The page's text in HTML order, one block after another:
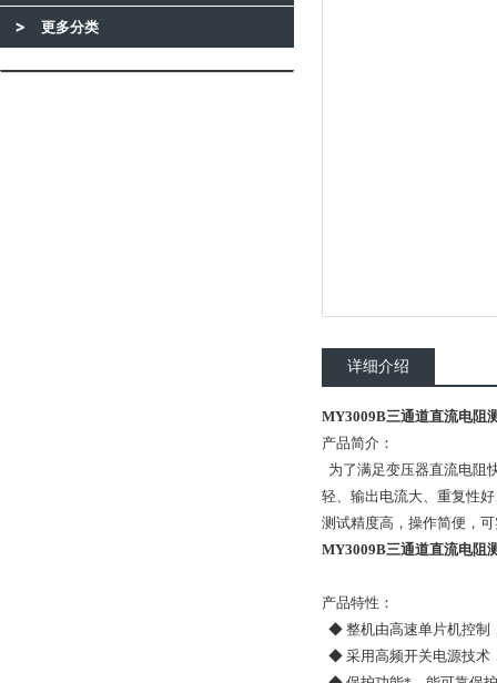
更多分类
详细介绍
MY3009B三通道直流电阻
产品简介：
为了满足变压器直流电阻
轻、输出电流大、重复性
测试精度高，操作简便，
MY3009B三通道直流电阻
产品特性：
◆ 整机由高速单片机控制
◆ 采用高频开关电源技术